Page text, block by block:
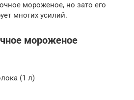
мороженое, но зато его
многих усилий.
мороженое
(1 л)